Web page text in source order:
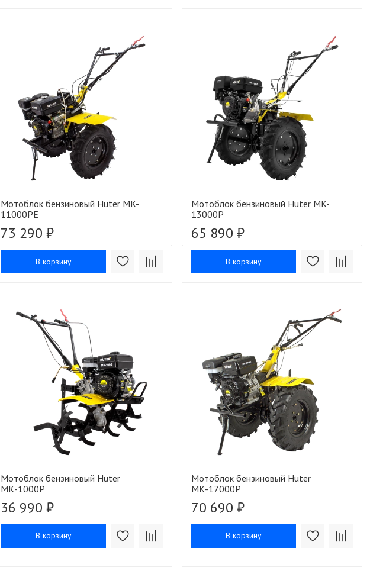
Мотоблок бензиновый Huter MK-
11000PЕ
73 290 ₽
В корзину
Мотоблок бензиновый Huter MK-
13000P
65 890 ₽
В корзину
Мотоблок бензиновый Huter
МК-1000P
36 990 ₽
В корзину
Мотоблок бензиновый Huter
МК-17000P
70 690 ₽
В корзину